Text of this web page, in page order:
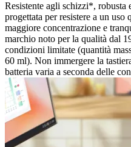
Resistente agli schizzi*,
progettata per resistere a un
maggiore concentrazione e
marchio noto per la qualità dal
condizioni limitate (quantità
60 ml). Non immergere la
batteria varia a seconda delle